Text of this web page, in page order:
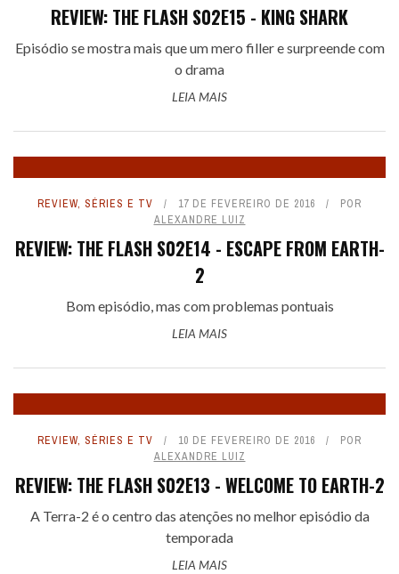
REVIEW: THE FLASH S02E15 - KING SHARK
Episódio se mostra mais que um mero filler e surpreende com
o drama
LEIA MAIS
REVIEW, SÉRIES E TV 17 DE FEVEREIRO DE 2016
POR
ALEXANDRE LUIZ
REVIEW: THE FLASH S02E14 - ESCAPE FROM EARTH-
2
Bom episódio, mas com problemas pontuais
LEIA MAIS
REVIEW, SÉRIES E TV 10 DE FEVEREIRO DE 2016
POR
ALEXANDRE LUIZ
REVIEW: THE FLASH S02E13 - WELCOME TO EARTH-2
A Terra-2 é o centro das atenções no melhor episódio da
temporada
LEIA MAIS